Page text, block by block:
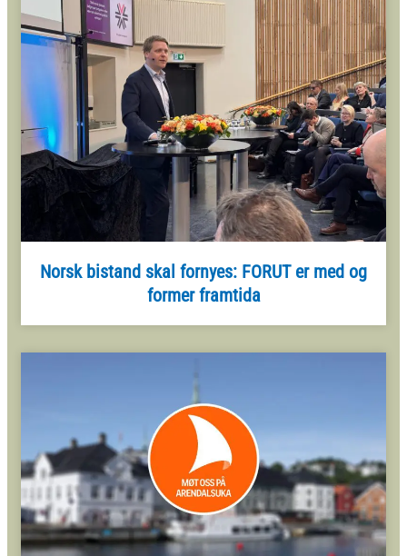
Norsk bistand skal fornyes: FORUT er med og
former framtida